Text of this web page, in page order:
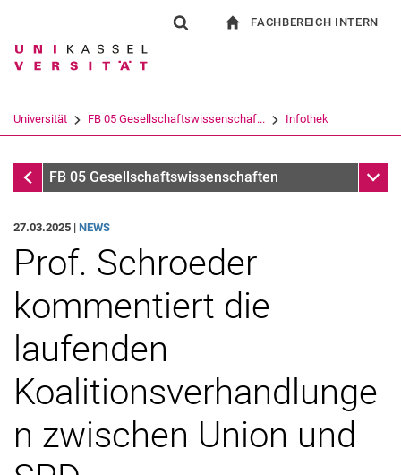
Springe direkt zu: Inhalt
Springe direkt zu: Suche
Springe direkt zu:
Suchbegriff
Suchen (öffnet externen Link in einem
FACHBEREICH INTERN
Universität FB 05 Gesellschaftswissenschaf... Infothek
InfothekFB 05 Gesellschaftswissenschaften
27.03.2025 | NEWS
Prof. Schroeder
kommentiert die
laufenden
Koalitionsverhandlunge
n zwischen Union und